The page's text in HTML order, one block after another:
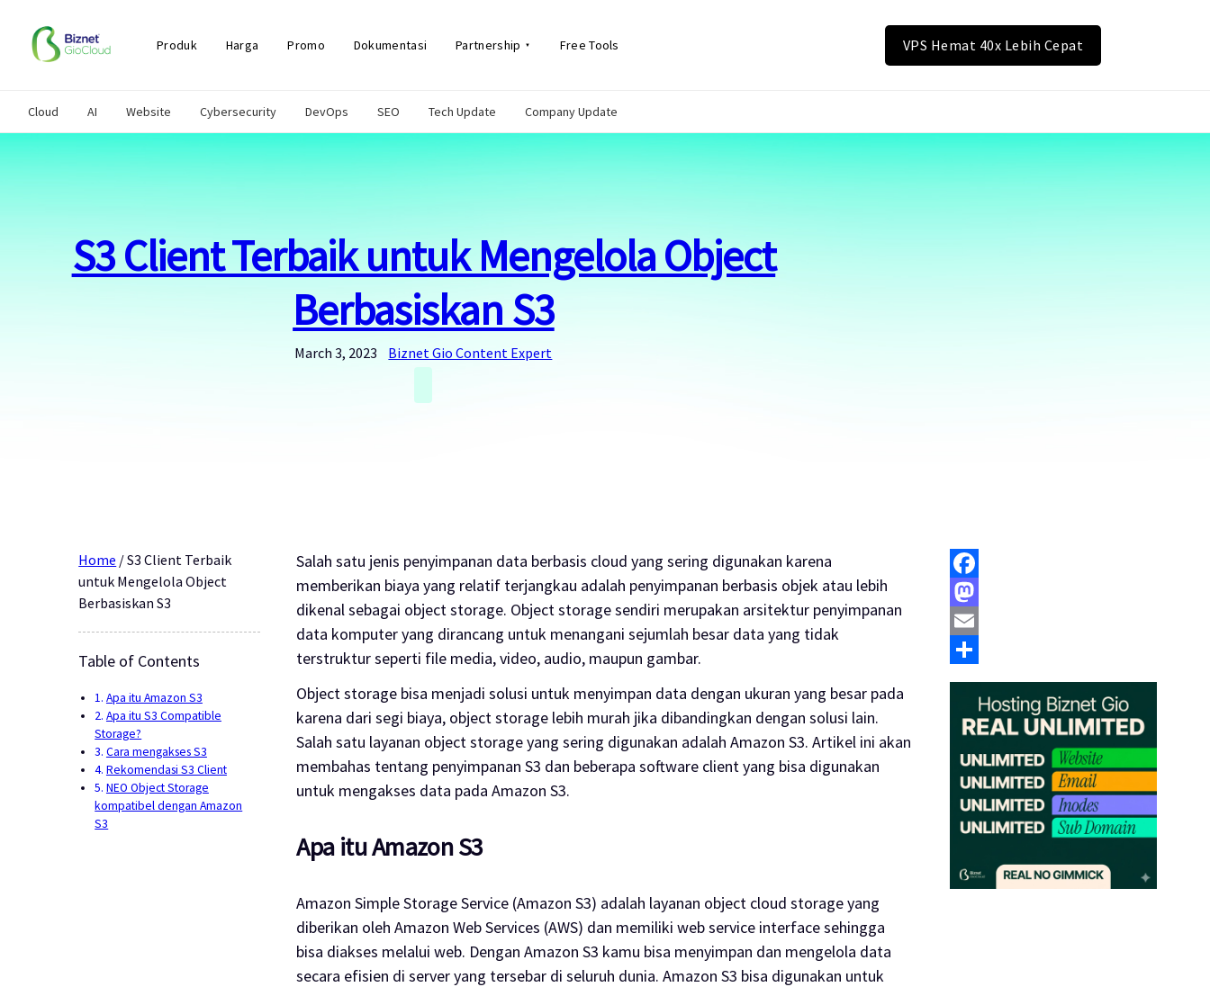
Cloud AI Website Cybersecurity DevOps SEO Tech Update Company Update
Produk Harga Promo Dokumentasi Partnership Free Tools VPS Hemat 40x Lebih Cepat
content
S3 Client Terbaik untuk Mengelola Object
Berbasiskan S3
March 3, 2023 Biznet Gio Content Expert
Home /S3 Client Terbaik
untuk Mengelola Object
Berbasiskan S3
Table of Contents
Apa itu Amazon S3
Apa itu S3 Compatible
Storage?
Cara mengakses S3
Rekomendasi S3 Client
NEO Object Storage
kompatibel dengan Amazon
S3
Salah satu jenis penyimpanan data berbasis cloud yang sering digunakan karena
memberikan biaya yang relatif terjangkau adalah penyimpanan berbasis objek atau lebih
dikenal sebagai object storage. Object storagesendiri merupakan arsitektur penyimpanan
data komputer yang dirancang untuk menangani sejumlah besar data yang tidak
terstruktur seperti file media, video, audio, maupun gambar.
Object storage bisa menjadi solusi untuk menyimpan data dengan ukuran yang besar pada
karena dari segi biaya, object storage lebih murah jika dibandingkan dengan solusi lain.
Salah satu layanan object storageyang sering digunakan adalah Amazon S3. Artikel ini akan
membahas tentang penyimpanan S3 dan beberapasoftware clientyang bisa digunakan
untuk mengakses data pada Amazon S3.
Apa itu Amazon S3
Amazon Simple Storage Service (Amazon S3) adalah layanan object cloud storageyang
diberikan oleh Amazon Web Services (AWS) dan memilikiweb service interfacesehingga
bisa diakses melalui web. Dengan Amazon S3 kamu bisa menyimpan dan mengelola data
secara efisien di server yang tersebar di seluruh dunia. Amazon S3 bisa digunakan untuk
Facebook
Mastodon
Email
Share